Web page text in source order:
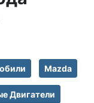
Mazda
Двигатели